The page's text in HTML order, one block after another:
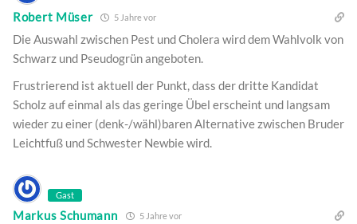
Robert Müser 5 Jahre vor
Die Auswahl zwischen Pest und Cholera wird dem Wahlvolk von
Schwarz und Pseudogrün angeboten.
Frustrierend ist aktuell der Punkt, dass der dritte Kandidat
Scholz auf einmal als das geringe Übel erscheint und langsam
wieder zu einer (denk-/wähl)baren Alternative zwischen Bruder
Leichtfuß und Schwester Newbie wird.
Gast
Markus Schumann 5 Jahre vor